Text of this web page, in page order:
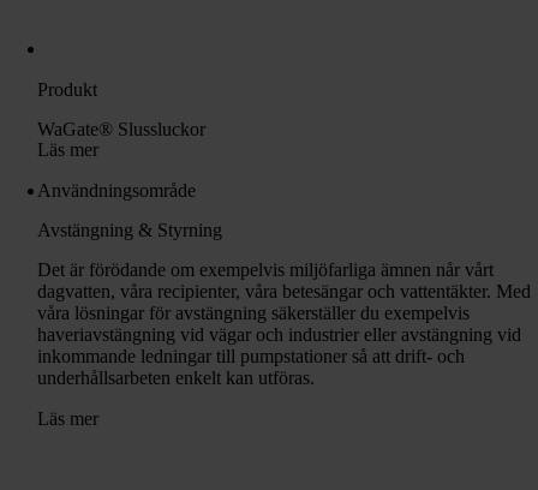
Produkt
WaGate® Slussluckor
Läs mer
Användningsområde
Avstängning & Styrning
Det är förödande om exempelvis miljöfarliga ämnen når vårt
dagvatten, våra recipienter, våra betesängar och vattentäkter. Med
våra lösningar för avstängning säkerställer du exempelvis
haveriavstängning vid vägar och industrier eller avstängning vid
inkommande ledningar till pumpstationer så att drift- och
underhållsarbeten enkelt kan utföras.
Läs mer